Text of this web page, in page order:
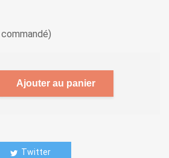
Ajouter au panier
Twitter